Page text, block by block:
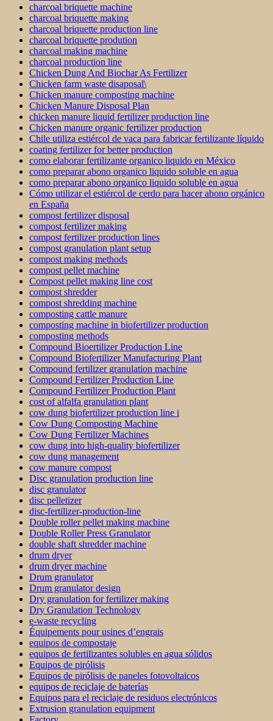
charcoal briquette machine
charcoal briquette making
charcoal briquette production line
charcoal briquette prodution
charcoal making machine
charcoal production line
Chicken Dung And Biochar As Fertilizer
Chicken farm waste disaposal\
Chicken manure composting machine
Chicken Manure Disposal Plan
chicken manure liquid fertilizer production line
Chicken manure organic fertilizer production
Chile utiliza estiércol de vaca para fabricar fertilizante líquido
coating fertilizer for better production
como elaborar fertilizante organico liquido en México
como preparar abono organico liquido soluble en agua
como preparar abono organico liquido soluble en agua
Cómo utilizar el estiércol de cerdo para hacer abono orgánico
en España
compost fertilizer disposal
compost fertilizer making
compost fertilizer production lines
compost granulation plant setup
compost making methods
compost pellet machine
Compost pellet making line cost
compost shredder
compost shredding machine
composting cattle manure
composting machine in biofertilizer production
composting methods
Compound Bioertilizer Production Line
Compound Biofertilizer Manufacturing Plant
Compound fertilizer granulation machine
Compound Fertilizer Production Line
Compound Fertilizer Production Plant
cost of alfalfa granulation plant
cow dung biofertilizer production line i
Cow Dung Composting Machine
Cow Dung Fertilizer Machines
cow dung into high-quality biofertilizer
cow dung management
cow manure compost
Disc granulation production line
disc granulator
disc pelletizer
disc-fertilizer-production-line
Double roller pellet making machine
Double Roller Press Granulator
double shaft shredder machine
drum dryer
drum dryer machine
Drum granulator
Drum granulator design
Dry granulation for fertilizer making
Dry Granulation Technology
e-waste recycling
Équipements pour usines d’engrais
equipos de compostaje
equipos de fertilizantes solubles en agua sólidos
Equipos de pirólisis
Equipos de pirólisis de paneles fotovoltaicos
equipos de reciclaje de baterías
Equipos para el reciclaje de residuos electrónicos
Extrusion granulation equipment